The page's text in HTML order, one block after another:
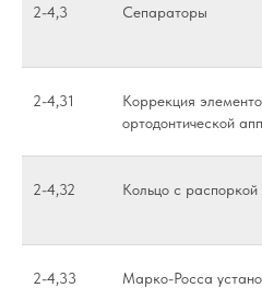
2-4,3 Сепараторы
2-4,31
Коррекция
ортодонтической
2-4,32 Кольцо с распоркой
2-4,33
Марко-Росса